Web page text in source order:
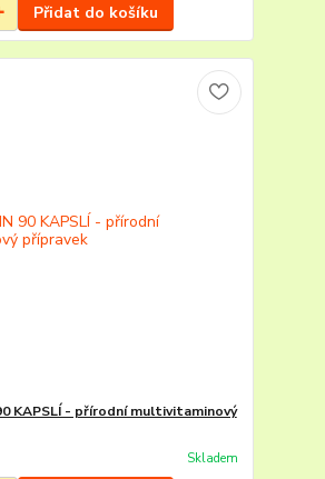
Přidat do košíku
KAPSLÍ - přírodní multivitaminový
Skladem